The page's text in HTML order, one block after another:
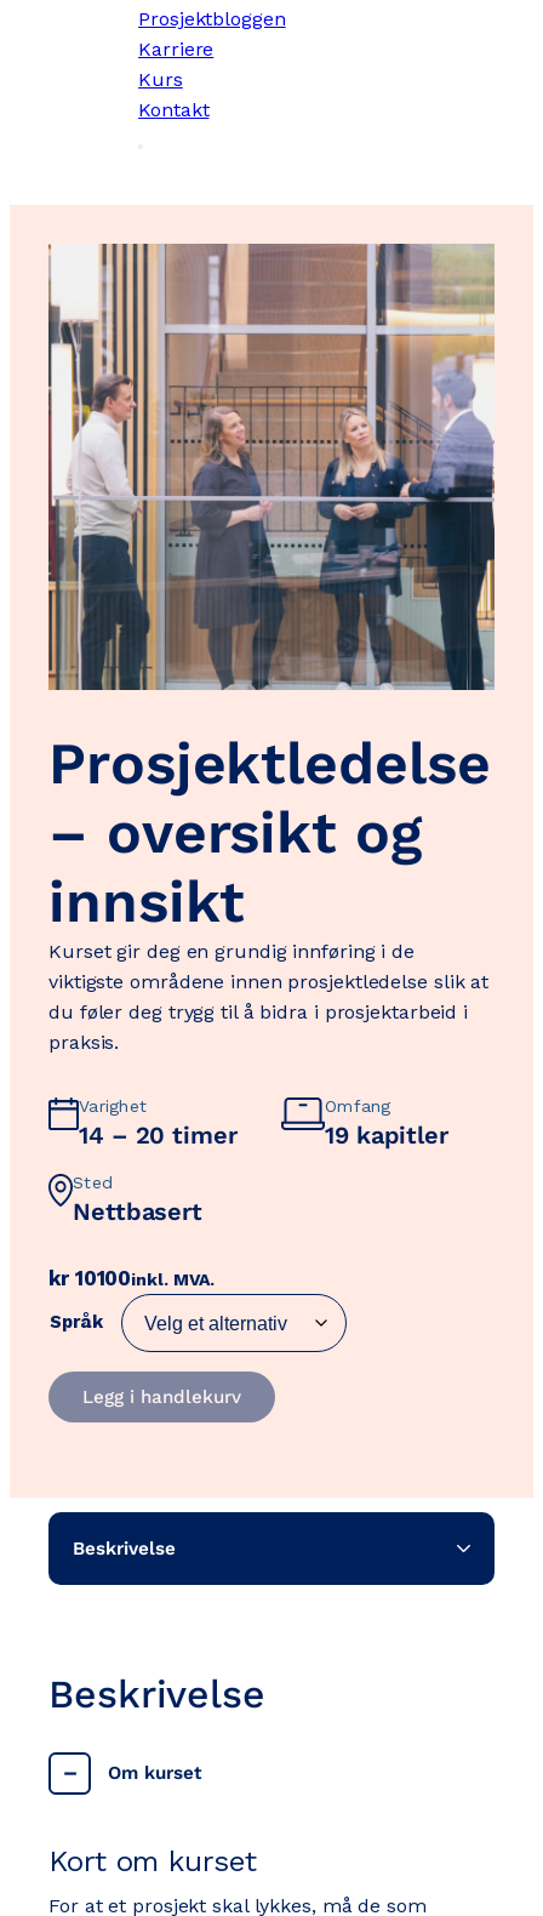
Prosjektbloggen
Karriere
Kurs
Kontakt
Prosjektledelse
– oversikt og
innsikt
Kurset gir deg en grundig innføring i de
viktigste områdene innen prosjektledelse slik at
du føler deg trygg til å bidra i prosjektarbeid i
praksis.
Varighet
14 – 20 timer
Omfang
19 kapitler
Sted
Nettbasert
kr10100inkl. MVA.
Språk
Prosjektledelse
–
antall
Legg i handlekurv
Beskrivelse
Beskrivelse
Om kurset
Kort om kurset
For at et prosjekt skal lykkes, må de som